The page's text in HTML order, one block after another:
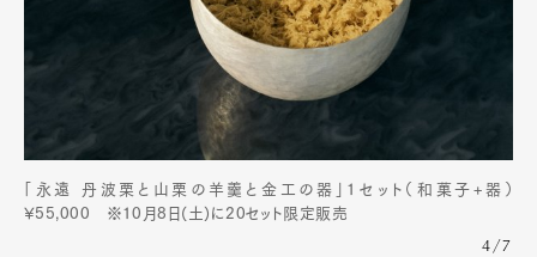
「永遠 丹波栗と山栗の羊羹と金工の器」1セット（和菓子+器）
¥55,000 ※10月8日(土)に20セット限定販売
4/7